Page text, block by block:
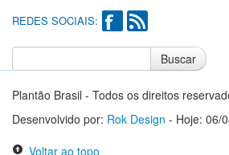
REDES SOCIAIS:
Buscar
Plantão Brasil - Todos os direitos
Desenvolvido por: Rok Design - Hoje: 06/
Voltar ao topo